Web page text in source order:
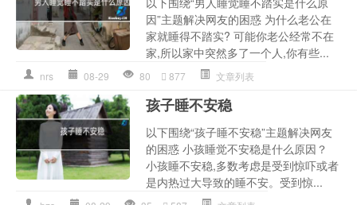
因”主题解决网友的困惑 为什么老公在
家就睡得不踏实? 可能你老公经常不在
家,所以家中突然多了一个人,你有些...
nrs 08-29 80 877 文章列表
孩子睡不安稳
以下围绕“孩子睡不安稳”主题解决网友
的困惑 小孩睡觉不安稳是什么原因？
小孩睡不安稳,多数考虑是受到惊吓或者
是内热过大导致的睡不安。受到惊...